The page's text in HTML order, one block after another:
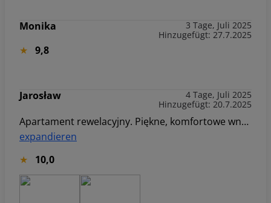
Monika
3 Tage, Juli 2025
Hinzugefügt: 27.7.2025
9,8
Jarosław
4 Tage, Juli 2025
Hinzugefügt: 20.7.2025
Apartament rewelacyjny. Piękne, komfortowe wnętrza. Wyposażenie apartamentu począwszy od łazienki przez salon i sypialnię nie pozostawia nic do życzenia. Wyposażenie kuchni doskonałe, taras zachęca do relaksu. W takich wnętrzach można doskonale wypocząć nawet przy niezbyt sprzyjającej pogodzie. Szczerze polecamy:)
expandieren
10,0